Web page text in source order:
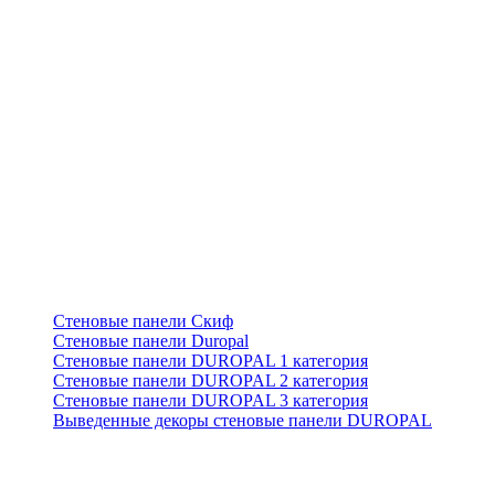
Стеновые панели Скиф
Стеновые панели Duropal
Стеновые панели DUROPAL 1 категория
Стеновые панели DUROPAL 2 категория
Стеновые панели DUROPAL 3 категория
Выведенные декоры стеновые панели DUROPAL